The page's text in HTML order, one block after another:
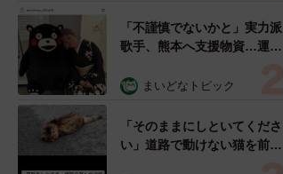
「不謹慎でないかと」実力派
歌手、熊本へ支援物資…運搬
めらい 「痛いほど伝わる」
まいどなトピック
「そのままにしといてくださ
い」道路で動けない猫を前に